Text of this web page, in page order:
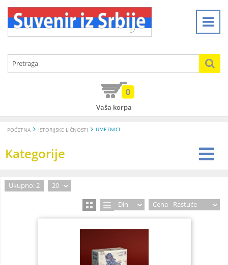
Vaša korpa
0
POČETNA ISTORIJSKE LIČNOSTI UMETNICI
Kategorije
Ukupno: 2 20
Din Cena - Rastuće